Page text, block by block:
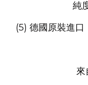
純
(5) 德國原裝進
來